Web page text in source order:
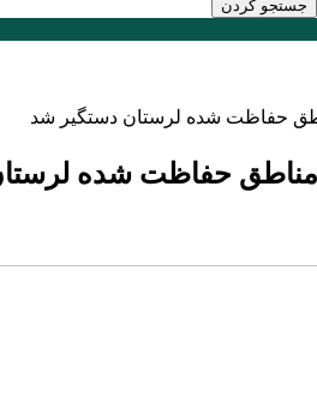
حفاظت شده لرستان دستگیر شد
حفاظت شده